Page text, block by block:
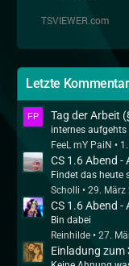
Letzte
Tag der Arbeit
internes aufgehts
FeeL mY PaiN
CS 1.6 Abend -
Findet das heute
Scholli
29. März
CS 1.6 Abend -
Bin dabei
Reinhilde
27.
Einladung zum